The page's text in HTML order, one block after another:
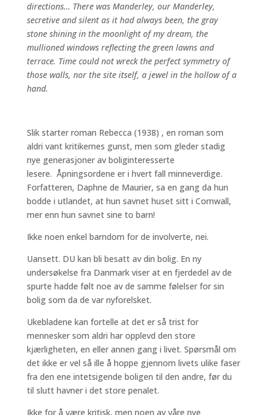
directions… There was Manderley, our Manderley,
secretive and silent as it had always been, the gray
stone shining in the moonlight of my dream, the
mullioned windows reflecting the green lawns and
terrace. Time could not wreck the perfect symmetry of
those walls, nor the site itself, a jewel in the hollow of a
hand.
Slik starter roman Rebecca (1938) , en roman som
aldri vant kritikernes gunst, men som gleder stadig
nye generasjoner av boliginteresserte
lesere. Åpningsordene er i hvert fall minneverdige.
Forfatteren, Daphne de Maurier, sa en gang da hun
bodde i utlandet, at hun savnet huset sitt i Cornwall,
mer enn hun savnet sine to barn!
Ikke noen enkel barndom for de involverte, nei.
Uansett. DU kan bli besatt av din bolig. En ny
undersøkelse fra Danmark viser at en fjerdedel av de
spurte hadde følt noe av de samme følelser for sin
bolig som da de var nyforelsket.
Ukebladene kan fortelle at det er så trist for
mennesker som aldri har opplevd den store
kjærligheten, en eller annen gang i livet. Spørsmål om
det ikke er vel så ille å hoppe gjennom livets ulike faser
fra den ene intetsigende boligen til den andre, før du
til slutt havner i det store penalet.
Ikke for å være kritisk, men noen av våre nye